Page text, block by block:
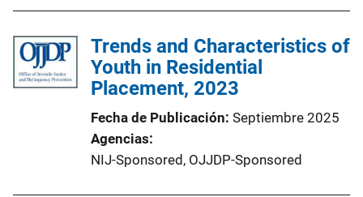
Trends and Characteristics of
Youth in Residential
Placement, 2023
Fecha de Publicación Septiembre 2025
Agencias
NIJ-Sponsored, OJJDP-Sponsored